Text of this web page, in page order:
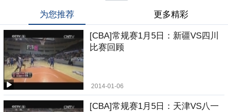
为您推荐 更多精彩
[CBA]常规赛1月5日：新疆VS四川
比赛回顾
2014-01-06
[CBA]常规赛1月5日：天津VS八一